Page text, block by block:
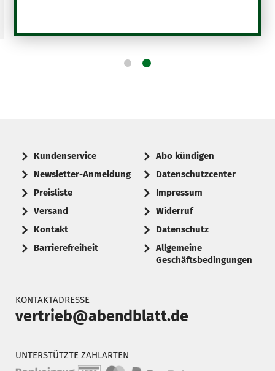
Kundenservice
Newsletter-Anmeldung
Preisliste
Versand
Kontakt
Barrierefreiheit
Abo kündigen
Datenschutzcenter
Impressum
Widerruf
Datenschutz
Allgemeine
Geschäftsbedingungen
KONTAKTADRESSE
vertrieb@abendblatt.de
UNTERSTÜTZTE ZAHLARTEN